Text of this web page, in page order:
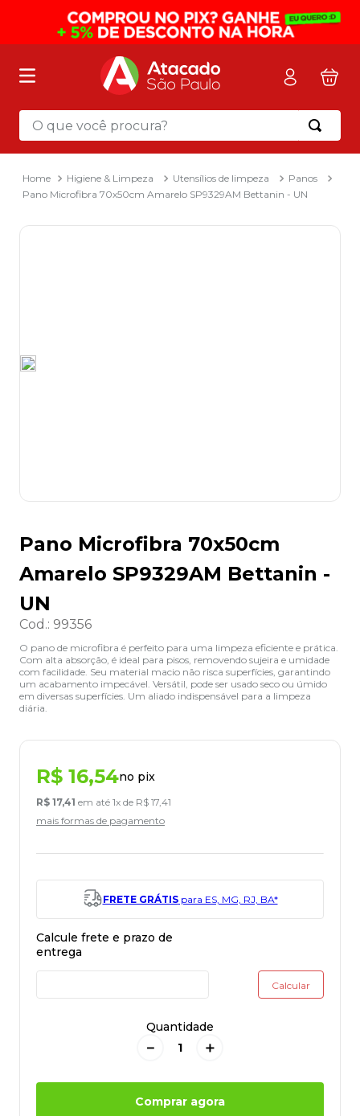
O que você procura?
Higiene & Limpeza Utensílios de limpeza
Panos
Pano Microfibra 70x50cm Amarelo SP9329AM Bettanin - UN
Pano Microfibra 70x50cm
Amarelo SP9329AM Bettanin -
UN
Cod.: 99356
O pano de microfibra é perfeito para uma limpeza eficiente e prática.
Com alta absorção, é ideal para pisos, removendo sujeira e umidade
com facilidade. Seu material macio não risca superfícies, garantindo
um acabamento impecável. Versátil, pode ser usado seco ou úmido
em diversas superfícies. Um aliado indispensável para a limpeza
diária.
R$ 16,54no pix
R$ 17,41 em até 1x de R$ 17,41
mais formas de pagamento
FRETE GRÁTISpara ES, MG, RJ, BA*
Quantidade
＋
－
Comprar agora
Termos mais buscados
mochila
2º sacola
3º mala
8